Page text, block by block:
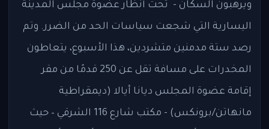
ويرهبون السكان - تحت أنظار عضوة مجلس المدينة
اليسارية التي شجعت سياسات الحد من الضرر. وتم
رصد ستة مدمنين متشردين، هذا الأسبوع، يتعاطون
المخدرات على مسافة تقل عن 250 قدمًا من مقر
إقامة عضوة المجلس ديانا أيالا (ديمقراطية
مانهاتن/برونكس) - مكتب شارع 116 الشرقي – حيث